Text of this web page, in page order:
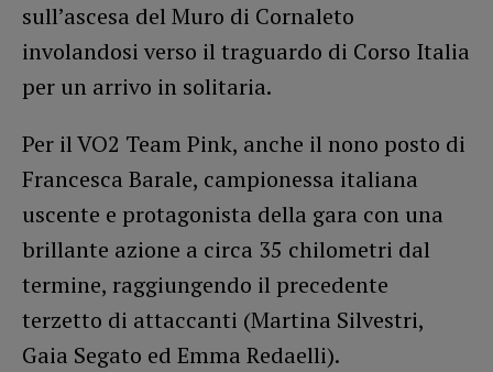
sull’ascesa del Muro di Cornaleto
involandosi verso il traguardo di Corso Italia
per un arrivo in solitaria.
Per il VO2 Team Pink, anche il nono posto di
Francesca Barale, campionessa italiana
uscente e protagonista della gara con una
brillante azione a circa 35 chilometri dal
termine, raggiungendo il precedente
terzetto di attaccanti (Martina Silvestri,
Gaia Segato ed Emma Redaelli).